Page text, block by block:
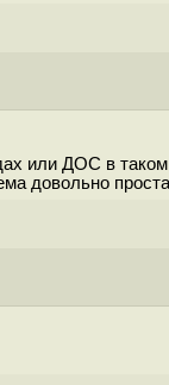
или ДОС в
довольно